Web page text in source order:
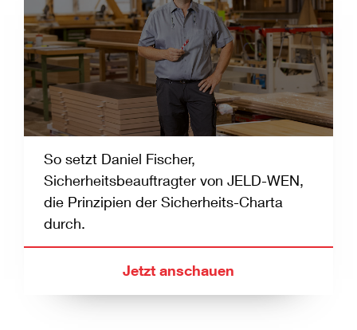
So setzt Daniel Fischer,
Sicherheitsbeauftragter von JELD-WEN,
die Prinzipien der Sicherheits-Charta
durch.
Jetzt anschauen